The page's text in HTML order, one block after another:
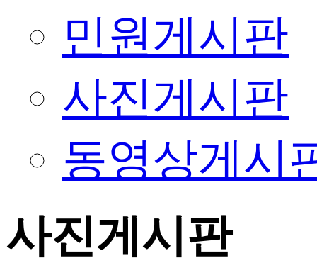
민원게시판
사진게시판
동영상게시
사진게시판